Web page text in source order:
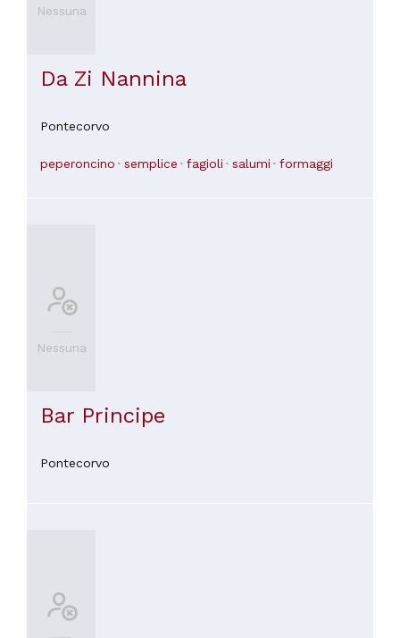
Nessuna
Da Zi Nannina
Pontecorvo
peperoncino semplice fagioli salumi formaggi
Nessuna
Bar Principe
Pontecorvo